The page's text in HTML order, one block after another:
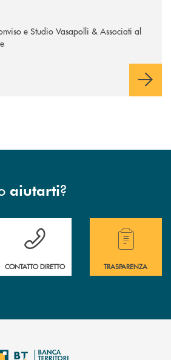
e Studio Vasapolli & Associati al
aiutarti?
delle filiali della Banca.
Hai bisogno di assistenza immediata?
CONTATTO DIRETTO
Hai bisogno di
TRASPARENZA